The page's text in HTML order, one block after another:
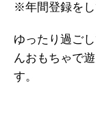
※年間登録をし
ゆったり過ご
んおもちゃで
す。